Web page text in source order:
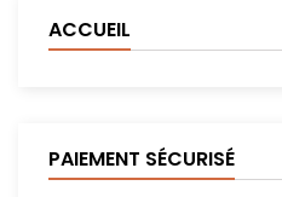
ACCUEIL
PAIEMENT SÉCURISÉ